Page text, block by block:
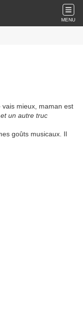
MENU
mieux, maman est
un autre truc
goûts musicaux. Il